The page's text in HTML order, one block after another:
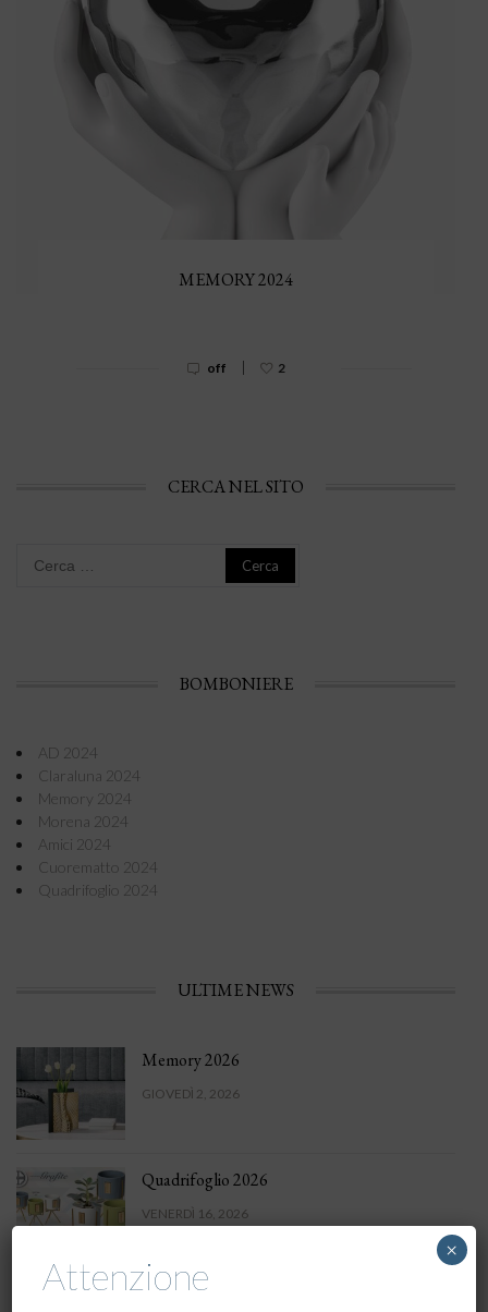
MEMORY 2024
off | 2
CERCA NEL SITO
per:
BOMBONIERE
AD 2024
Claraluna 2024
Memory 2024
Morena 2024
Amici 2024
Cuorematto 2024
Quadrifoglio 2024
ULTIME NEWS
Memory 2026
GIOVEDÌ 2, 2026
Quadrifoglio 2026
VENERDÌ 16, 2026
Attenzione
×